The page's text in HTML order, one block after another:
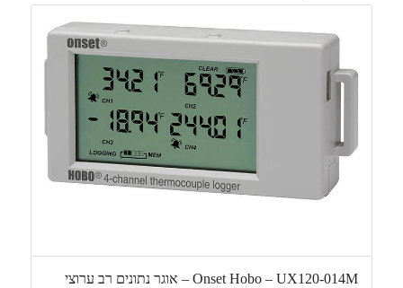
Onset Hobo – UX120-014M – אוגר נתונים רב ערוצי